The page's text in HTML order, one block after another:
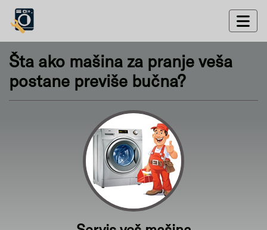
Šta ako mašina za pranje veša
postane previše bučna?